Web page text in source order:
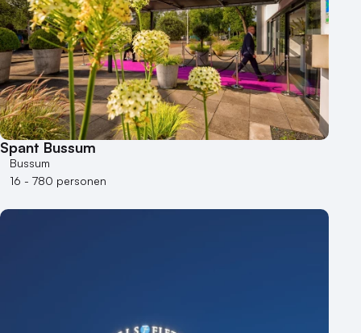
Kasteel en landgoed
Kleine / intieme locatie
Locaties aan zee
Museum
Theater
Varende locatie
Spant Bussum
Bussum
16 - 780 personen